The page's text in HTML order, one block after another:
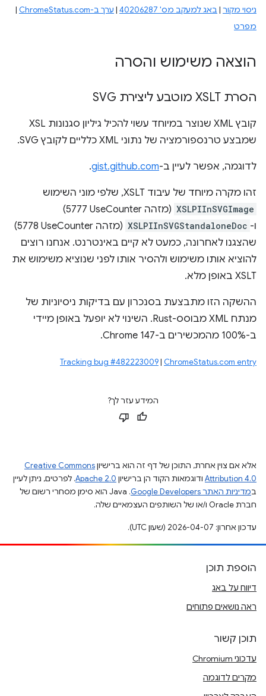
ניסוי מקור | באג למעקב מס' 40206287 | ערך ב-ChromeStatus.com
|
מפרט
הוצאה משימוש והסרה
הסרת XSLT מוטבע ליצירת SVG
קובץ XML שנוצר במיוחד עשוי להכיל גיליון סגנונות XSL
שמבצע טרנספורמציה של נתוני XML כלליים לקובץ SVG.
לדוגמה, אפשר לעיין ב-gist.github.com
.
זהו מקרה מיוחד של עיבוד XSLT, שלפי מוני השימוש
XSLPIInSVGImage
(מזהה UseCounter‏ 5777)
ו- XSLPIInSVGStandaloneDoc
(מזהה UseCounter‏ 5778)
שהצגנו לאחרונה, כמעט לא קיים באינטרנט. אנחנו רוצים
להוציא אותו משימוש ולהסיר אותו לפני שנוציא משימוש את
XSLT באופן מלא.
ההשקה הזו מתבצעת בסנכרון עם בדיקות ניסיוניות של
מנתח XML מבוסס-Rust. השינוי לא יופעל באופן מיידי
ב-100% מהמכשירים ב-Chrome 147.
Tracking bug #482223009| ChromeStatus.com entry
המידע עזר לך?
אלא אם צוין אחרת, התוכן של דף זה הוא ברישיוןCreative Commons
Attribution 4.0 ודוגמאות הקוד הן ברישיון Apache 2.0. לפרטים, ניתן לעיין
במדיניות האתר Google Developers‏
.‏ Java הוא סימן מסחרי רשום של
חברת Oracle ו/או של השותפים העצמאיים שלה.
עדכון אחרון: 2026-04-07 (שעון UTC).
הוספת תוכן
דיווח על באג
ראה נושאים פתוחים
תוכן קשור
עדכוני Chromium
מקרים לדוגמה